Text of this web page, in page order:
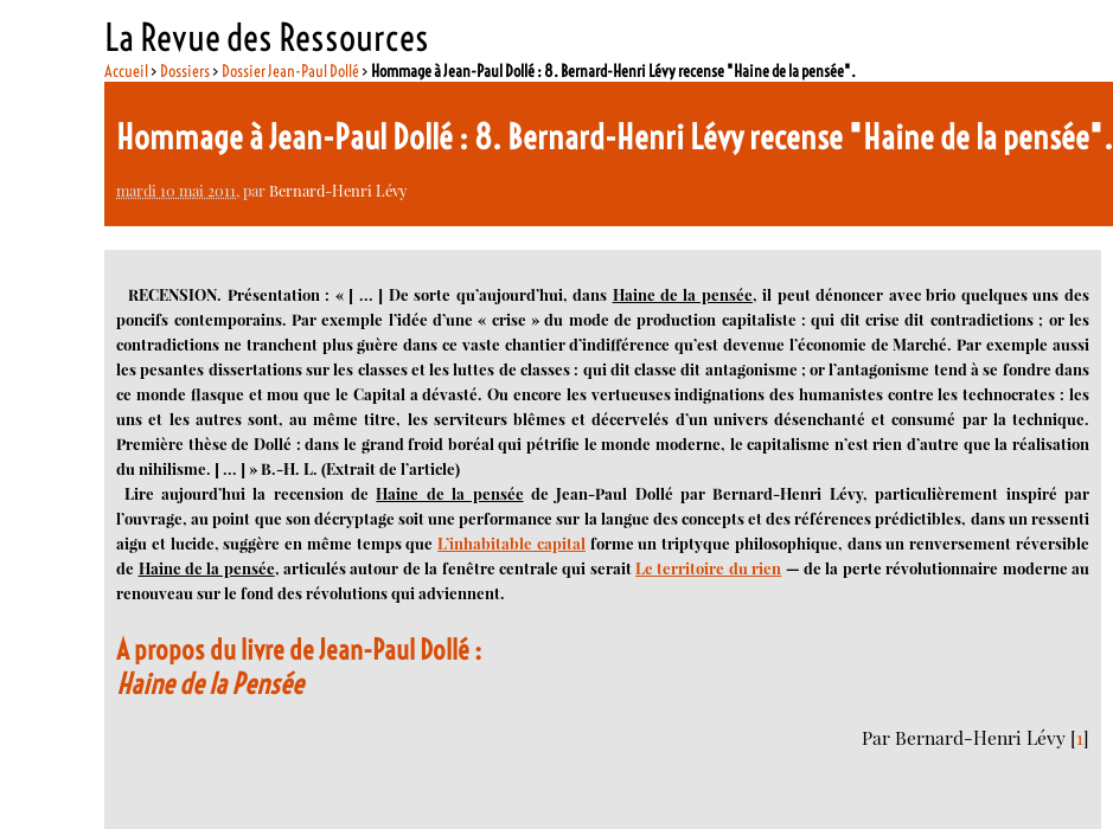
La Revue des Ressources
Accueil> Dossiers> Dossier Jean-Paul Dollé> Hommage à Jean-Paul Dollé : 8. Bernard-Henri Lévy recense "Haine de la pensée".
Hommage à Jean-Paul Dollé : 8. Bernard-Henri Lévy recense "Haine de la pensée".
mardi 10 mai 2011, parBernard-Henri Lévy
RECENSION. Présentation : « [ ... ] De sorte qu’aujourd’hui, dans Haine de la pensée, il peut dénoncer avec brio quelques uns des
poncifs contemporains. Par exemple l’idée d’une « crise » du mode de production capitaliste : qui dit crise dit contradictions ; or les
contradictions ne tranchent plus guère dans ce vaste chantier d’indifférence qu’est devenue l’économie de Marché. Par exemple aussi
les pesantes dissertations sur les classes et les luttes de classes : qui dit classe dit antagonisme ; or l’antagonisme tend à se fondre dans
ce monde flasque et mou que le Capital a dévasté. Ou encore les vertueuses indignations des humanistes contre les technocrates : les
uns et les autres sont, au même titre, les serviteurs blêmes et décervelés d’un univers désenchanté et consumé par la technique.
Première thèse de Dollé : dans le grand froid boréal qui pétrifie le monde moderne, le capitalisme n’est rien d’autre que la réalisation
du nihilisme. [ ... ] » B.-H. L. (Extrait de l’article)
Lire aujourd’hui la recension deHaine de la pensée de Jean-Paul Dollé par Bernard-Henri Lévy, particulièrement inspiré par
l’ouvrage, au point que son décryptage soit une performance sur la langue des concepts et des références prédictibles, dans un ressenti
aigu et lucide, suggère en même temps queL’inhabitable capital forme un triptyque philosophique, dans un renversement réversible
de Haine de la pensée, articulés autour de la fenêtre centrale qui seraitLe territoire du rien — de la perte révolutionnaire moderne au
renouveau sur le fond des révolutions qui adviennent.
A propos du livre de Jean-Paul Dollé :
Haine de la Pensée
Par Bernard-Henri Lévy[1]